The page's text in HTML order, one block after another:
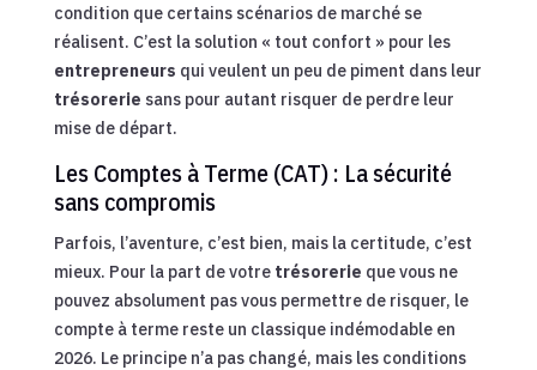
condition que certains scénarios de marché se
réalisent. C’est la solution « tout confort » pour les
entrepreneurs qui veulent un peu de piment dans leur
trésorerie sans pour autant risquer de perdre leur
mise de départ.
Les Comptes à Terme (CAT) : La sécurité
sans compromis
Parfois, l’aventure, c’est bien, mais la certitude, c’est
mieux. Pour la part de votre trésorerie que vous ne
pouvez absolument pas vous permettre de risquer, le
compte à terme reste un classique indémodable en
2026. Le principe n’a pas changé, mais les conditions